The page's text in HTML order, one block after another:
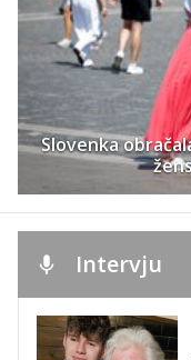
Slovenka
Intervju